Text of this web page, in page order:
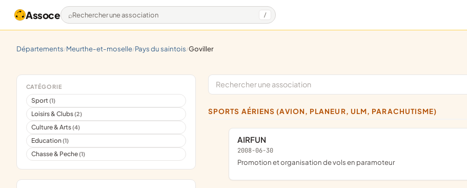
Assoce Rechercher une association /
départements/ meurthe-et-moselle/ pays du saintois/ goviller
CATÉGORIE
Sport(1)
Loisirs & Clubs(2)
Culture & Arts(4)
Education(1)
Chasse & Peche(1)
SPORTS AÉRIENS (AVION, PLANEUR, ULM, PARACHUTISME)
AIRFUN
2008-06-30
promotion et organisation de vols en paramoteur